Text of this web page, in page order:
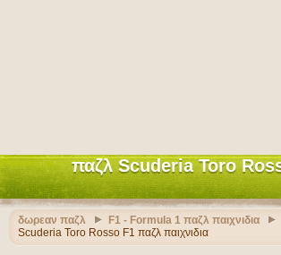
παζλ Scuderia Toro
δωρεαν παζλ
F1 - Formula 1 παζλ παιχνιδια
Scuderia Toro Rosso F1 παζλ παιχνιδια